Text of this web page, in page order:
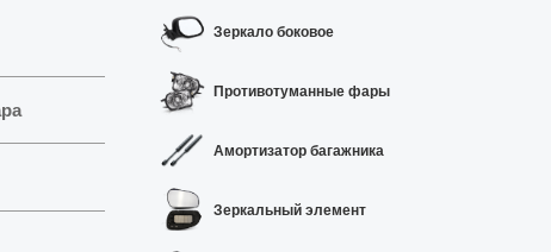
Зеркало боковое
Противотуманные фары
Амортизатор багажника
Зеркальный элемент